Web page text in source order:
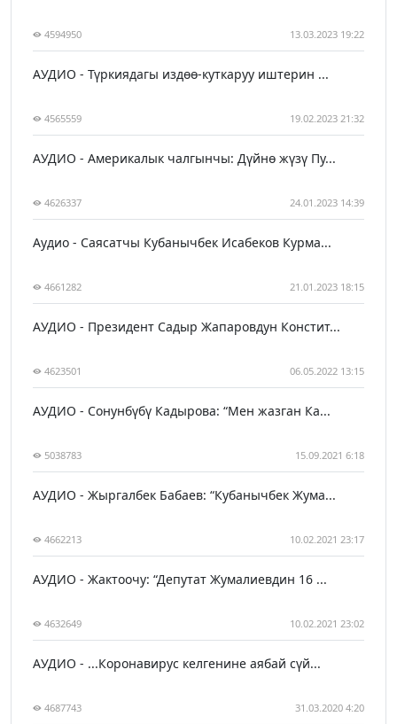
4594950 13.03.2023 19:22
АУДИО - Түркиядагы издөө-куткаруу иштерин ...
4565559 19.02.2023 21:32
АУДИО - Америкалык чалгынчы: Дүйнө жүзү Пу...
4626337 24.01.2023 14:39
Аудио - Саясатчы Кубанычбек Исабеков Курма...
4661282 21.01.2023 18:15
АУДИО - Президент Садыр Жапаровдун Констит...
4623501 06.05.2022 13:15
АУДИО - Сонунбүбү Кадырова: “Мен жазган Ка...
5038783 15.09.2021 6:18
АУДИО - Жыргалбек Бабаев: “Кубанычбек Жума...
4662213 10.02.2021 23:17
АУДИО - Жактоочу: “Депутат Жумалиевдин 16 ...
4632649 10.02.2021 23:02
АУДИО - ...Коронавирус келгенине аябай сүй...
4687743 31.03.2020 4:20